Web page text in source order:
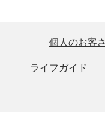
個人のお客
ライフガイド